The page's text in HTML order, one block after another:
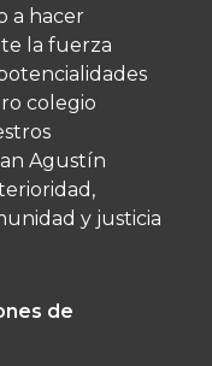
a hacer
la fuerza
colegio
Agustín
y justicia
de